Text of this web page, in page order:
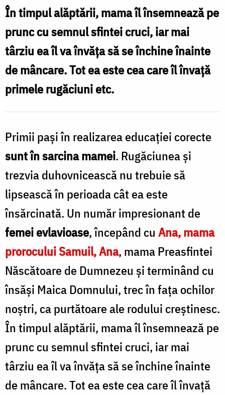
În timpul alăptării, mama îl însemnează pe
prunc cu semnul sfintei cruci, iar mai
târziu ea îl va învăţa să se închine înainte
de mâncare. Tot ea este cea care îl învaţă
primele rugăciuni etc.
Primii paşi în realizarea educaţiei corecte
sunt în sarcina mamei. Rugăciunea şi
trezvia duhovnicească nu trebuie să
lipsească în perioada cât ea este
însărcinată. Un număr impresionant de
femei evlavioase, începând cu Ana, mama
prorocului Samuil, Ana, mama Preasfintei
Născătoare de Dumnezeu şi terminând cu
însăşi Maica Domnului, trec în faţa ochilor
noştri, ca purtătoare ale rodului creştinesc.
În timpul alăptării, mama îl însemnează pe
prunc cu semnul sfintei cruci, iar mai
târziu ea îl va învăţa să se închine înainte
de mâncare. Tot ea este cea care îl învaţă